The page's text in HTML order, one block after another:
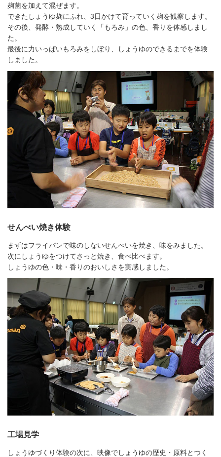
麹菌を加えて混ぜます。
できたしょうゆ麹にふれ、3日かけて育っていく麹を観察します。
その後、発酵・熟成していく「もろみ」の色、香りを体感しまし
た。
最後に力いっぱいもろみをしぼり、しょうゆのできるまでを体験
しました。
せんべい焼き体験
まずはフライパンで味のしないせんべいを焼き、味をみました。
次にしょうゆをつけてさっと焼き、食べ比べます。
しょうゆの色・味・香りのおいしさを実感しました。
工場見学
しょうゆづくり体験の次に、映像でしょうゆの歴史・原料とつく